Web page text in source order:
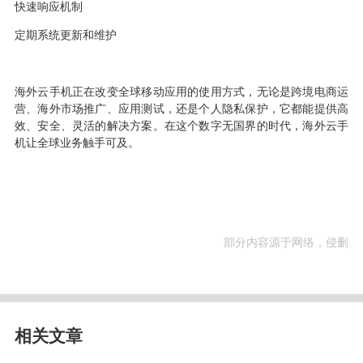
快速响应机制
定期系统更新和维护
海外云手机正在改变全球移动应用的使用方式，无论是跨境电商运
营、海外市场推广、应用测试，还是个人隐私保护，它都能提供高
效、安全、灵活的解决方案。在这个数字无国界的时代，海外云手
机让全球业务触手可及。
部分内容源于网络，侵删
相关文章